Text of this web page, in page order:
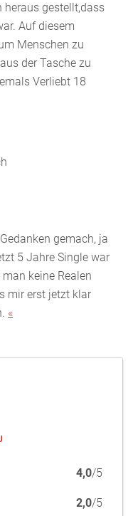
heraus gestellt,dass
Auf diesem
Menschen zu
der Tasche zu
Verliebt 18
gemach, ja
5 Jahre Single war
keine Realen
mir erst jetzt klar
«
4,0/5
2,0/5